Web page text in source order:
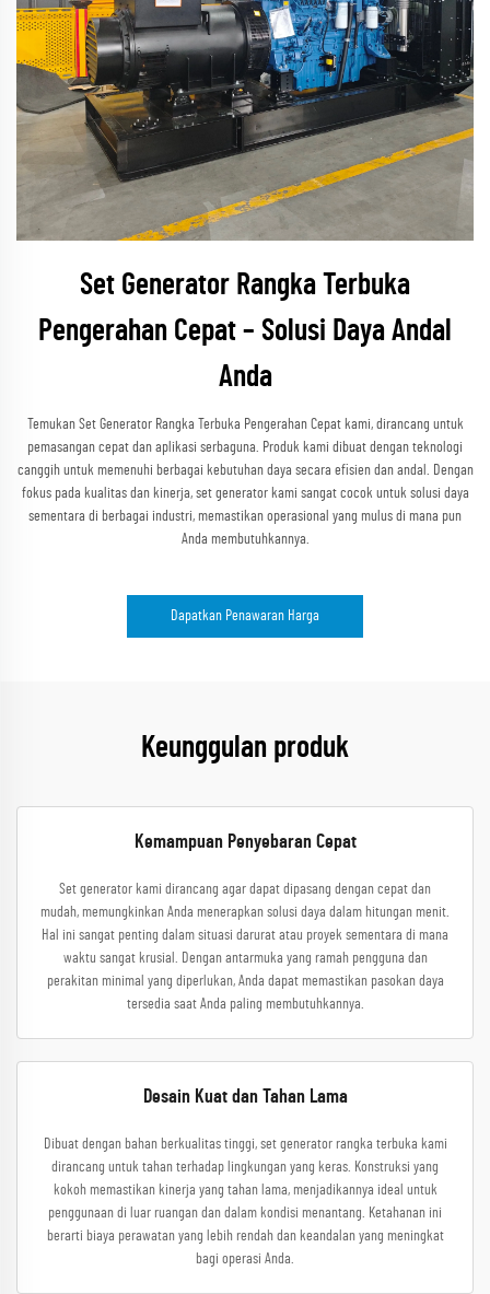
Set Generator Rangka Terbuka
Pengerahan Cepat – Solusi Daya Andal
Anda
Temukan Set Generator Rangka Terbuka Pengerahan Cepat kami, dirancang untuk
pemasangan cepat dan aplikasi serbaguna. Produk kami dibuat dengan teknologi
canggih untuk memenuhi berbagai kebutuhan daya secara efisien dan andal. Dengan
fokus pada kualitas dan kinerja, set generator kami sangat cocok untuk solusi daya
sementara di berbagai industri, memastikan operasional yang mulus di mana pun
Anda membutuhkannya.
Dapatkan Penawaran Harga
Keunggulan produk
Kemampuan Penyebaran Cepat
Set generator kami dirancang agar dapat dipasang dengan cepat dan
mudah, memungkinkan Anda menerapkan solusi daya dalam hitungan menit.
Hal ini sangat penting dalam situasi darurat atau proyek sementara di mana
waktu sangat krusial. Dengan antarmuka yang ramah pengguna dan
perakitan minimal yang diperlukan, Anda dapat memastikan pasokan daya
tersedia saat Anda paling membutuhkannya.
Desain Kuat dan Tahan Lama
Dibuat dengan bahan berkualitas tinggi, set generator rangka terbuka kami
dirancang untuk tahan terhadap lingkungan yang keras. Konstruksi yang
kokoh memastikan kinerja yang tahan lama, menjadikannya ideal untuk
penggunaan di luar ruangan dan dalam kondisi menantang. Ketahanan ini
berarti biaya perawatan yang lebih rendah dan keandalan yang meningkat
bagi operasi Anda.